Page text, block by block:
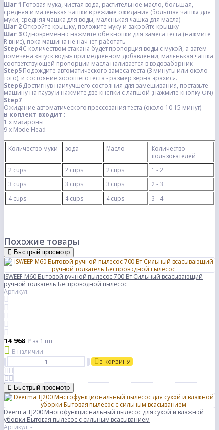
Шаг 1 Готовая мука, чистая вода, растительное масло, большая,
средняя и маленькая чашки в режиме ожидания (большая чашка для
муки, средняя чашка для воды, маленькая чашка для масла)
Шаг 2 Откройте крышку, положите муку и закройте крышку
Шаг 3 Одновременно нажмите обе кнопки для замеса теста (нажмите
R вниз), пока машина не начнет работать
Step4 С количеством стакана будет пропорция воды с мукой, а затем
помечена «впуск воды» при медленном добавлении, маленькая чашка
соответствующей пропорции масла наливается в водозаборник
Step5 Подождите автоматического замеса теста (3 минуты или около
того), и состояние хорошего теста - размер зерна арахиса.
Step6 Достигнув наилучшего состояния для замешивания, поставьте
машину на паузу и нажмите две кнопки с лапшой (нажмите кнопку ON)
Step7
Ожидание автоматического прессования теста (около 10-15 минут)
В коплект входит :
1 х макароны
9 х Mode Head
Количество муки вода Масло
Количество
пользователей
2 cups
2 cups 2 cups
1 - 2
3 cups
3 cups 3 cups
2 - 3
4 cups
4 cups 4 cups 3 - 4
Похожие товары
Быстрый просмотр
ISWEEP M60 Бытовой ручной пылесос 700 Вт Сильный всасывающий
ручной толкатель Беспроводной пылесос
Артикул: -
14 968 ₽ за 1 шт
В наличии
-
+ В КОРЗИНУ
Быстрый просмотр
Deerma TJ200 Многофункциональный пылесос для сухой и влажной
уборки Бытовая пылесос с сильным всасыванием
Артикул: -